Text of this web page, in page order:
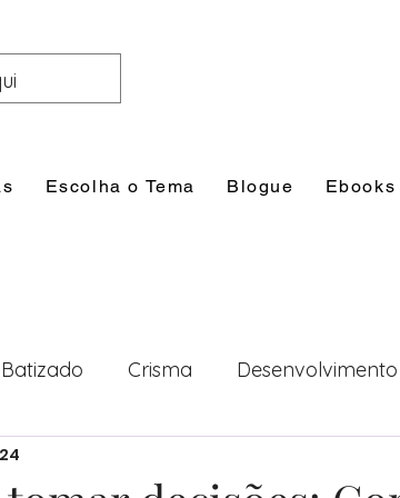
Escolha o Tema Blogue Ebooks
Batizado Crisma